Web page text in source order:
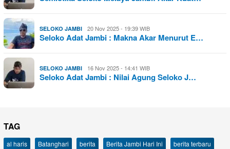
SELOKO JAMBI 20 Nov 2025 - 19:39 WIB
Seloko Adat Jambi : Makna Akar Menurut E…
SELOKO JAMBI 16 Nov 2025 - 14:41 WIB
Seloko Adat Jambi : Nilai Agung Seloko J…
TAG
al haris Batanghari berita Berita Jambi Hari Ini
berita terbaru